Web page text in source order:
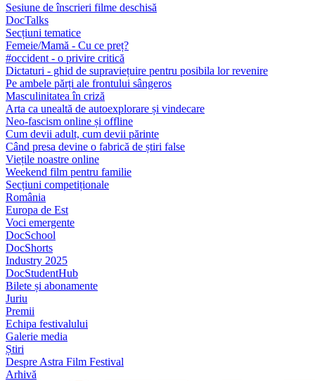
Sesiune de înscrieri filme deschisă
DocTalks
Secțiuni tematice
Femeie/Mamă - Cu ce preț?
#occident - o privire critică
Dictaturi - ghid de supraviețuire pentru posibila lor revenire
Pe ambele părți ale frontului sângeros
Masculinitatea în criză
Arta ca unealtă de autoexplorare și vindecare
Neo-fascism online și offline
Cum devii adult, cum devii părinte
Când presa devine o fabrică de știri false
Viețile noastre online
Weekend film pentru familie
Secțiuni competiționale
România
Europa de Est
Voci emergente
DocSchool
DocShorts
Industry 2025
DocStudentHub
Bilete și abonamente
Juriu
Premii
Echipa festivalului
Galerie media
Știri
Despre Astra Film Festival
Arhivă